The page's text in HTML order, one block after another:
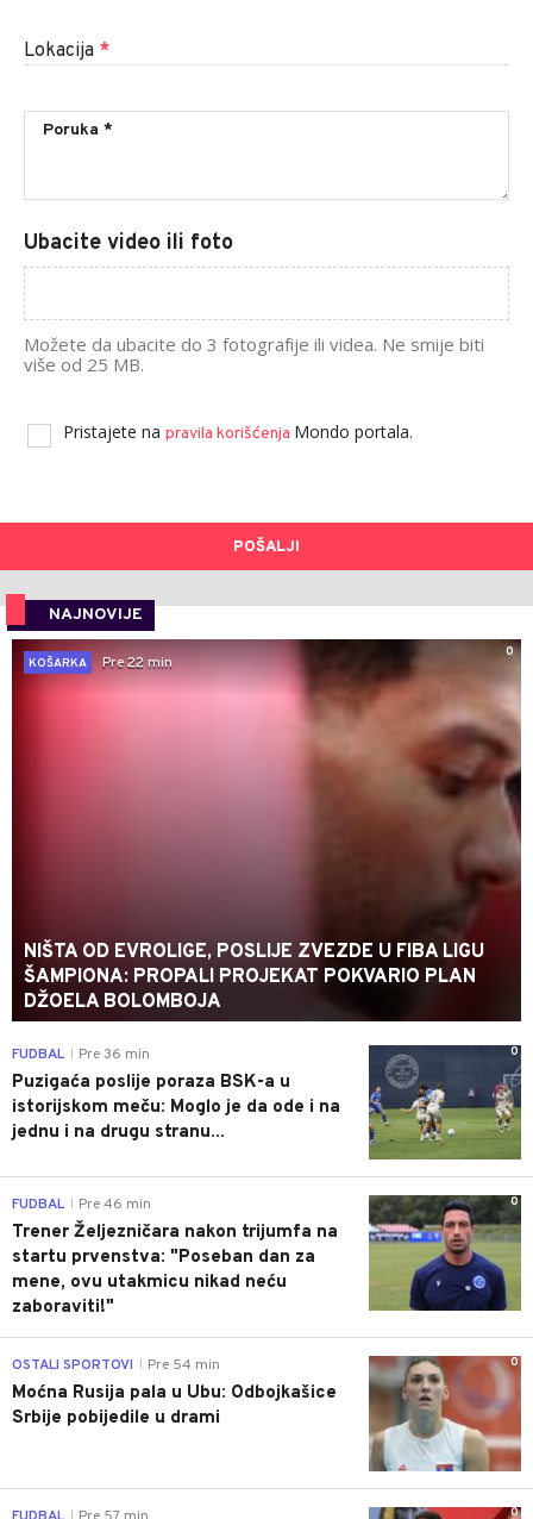
Lokacija *
Ubacite video ili foto
Možete da ubacite do 3 fotografije ili videa. Ne smije biti
više od 25 MB.
Pristajete na pravila korišćenja Mondo portala.
POŠALJI
NAJNOVIJE
0
KOŠARKA
Pre 22 min
NIŠTA OD EVROLIGE, POSLIJE ZVEZDE U FIBA LIGU
ŠAMPIONA: PROPALI PROJEKAT POKVARIO PLAN
DŽOELA BOLOMBOJA
0
FUDBAL Pre 36 min
Puzigaća poslije poraza BSK-a u
istorijskom meču: Moglo je da ode i na
jednu i na drugu stranu...
0
FUDBAL Pre 46 min
Trener Željezničara nakon trijumfa na
startu prvenstva: "Poseban dan za
mene, ovu utakmicu nikad neću
zaboraviti!"
0
OSTALI SPORTOVI Pre 54 min
Moćna Rusija pala u Ubu: Odbojkašice
Srbije pobijedile u drami
0